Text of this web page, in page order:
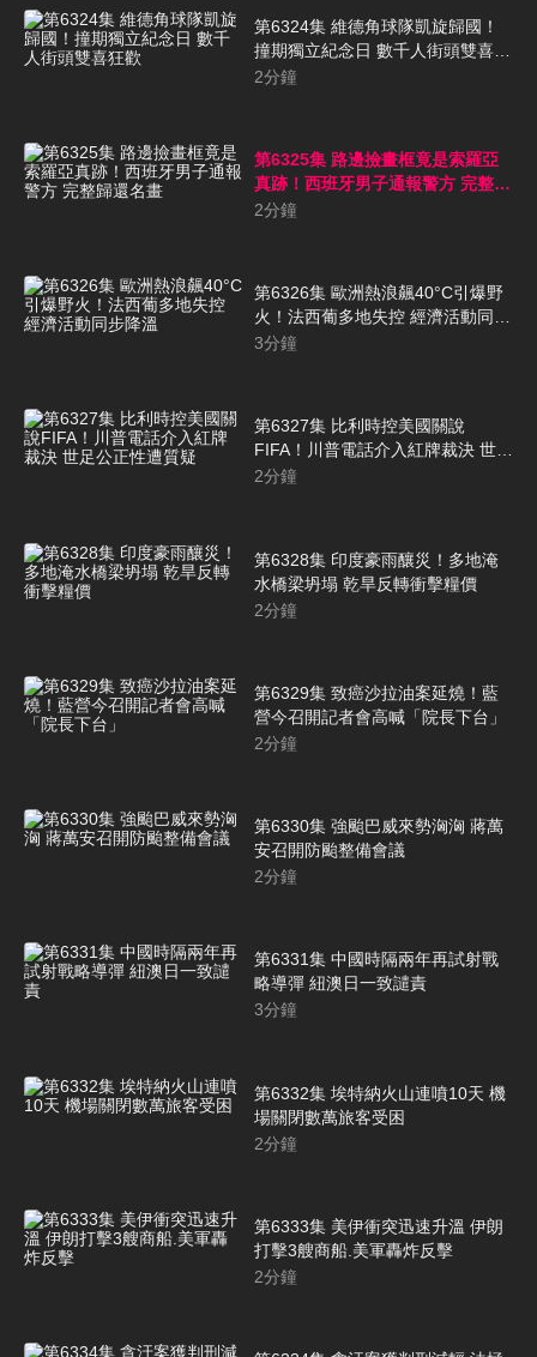
第6324集 維德角球隊凱旋歸國！
撞期獨立紀念日 數千人街頭雙喜狂
歡
2分鐘
第6325集 路邊撿畫框竟是索羅亞
真跡！西班牙男子通報警方 完整歸
還名畫
2分鐘
第6326集 歐洲熱浪飆40°C引爆野
火！法西葡多地失控 經濟活動同步
降溫
3分鐘
第6327集 比利時控美國關說
FIFA！川普電話介入紅牌裁決 世足
公正性遭質疑
2分鐘
第6328集 印度豪雨釀災！多地淹
水橋梁坍塌 乾旱反轉衝擊糧價
2分鐘
第6329集 致癌沙拉油案延燒！藍
營今召開記者會高喊「院長下台」
2分鐘
第6330集 強颱巴威來勢洶洶 蔣萬
安召開防颱整備會議
2分鐘
第6331集 中國時隔兩年再試射戰
略導彈 紐澳日一致譴責
3分鐘
第6332集 埃特納火山連噴10天 機
場關閉數萬旅客受困
2分鐘
第6333集 美伊衝突迅速升溫 伊朗
打擊3艘商船.美軍轟炸反擊
2分鐘